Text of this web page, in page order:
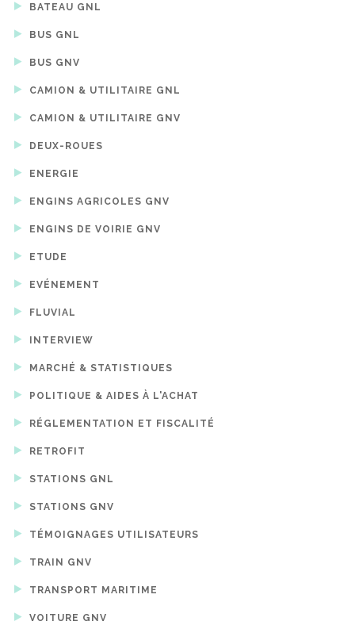
BATEAU GNL
BUS GNL
BUS GNV
CAMION & UTILITAIRE GNL
CAMION & UTILITAIRE GNV
DEUX-ROUES
ENERGIE
ENGINS AGRICOLES GNV
ENGINS DE VOIRIE GNV
ETUDE
EVÉNEMENT
FLUVIAL
INTERVIEW
MARCHÉ & STATISTIQUES
POLITIQUE & AIDES À L'ACHAT
RÉGLEMENTATION ET FISCALITÉ
RETROFIT
STATIONS GNL
STATIONS GNV
TÉMOIGNAGES UTILISATEURS
TRAIN GNV
TRANSPORT MARITIME
VOITURE GNV